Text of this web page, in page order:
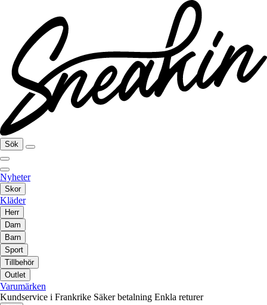
Sök
Nyheter
Skor
Kläder
Herr
Dam
Barn
Sport
Tillbehör
Outlet
Varumärken
Kundservice i Frankrike Säker betalning Enkla returer